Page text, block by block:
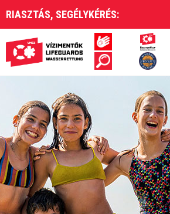
RIASZTÁS, SEGÉLYKÉRÉS: